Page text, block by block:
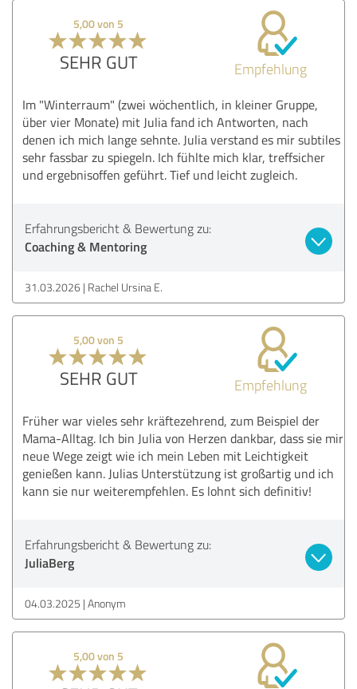
5,00 von 5
SEHR GUT Empfehlung
Im "Winterraum" (zwei wöchentlich, in kleiner Gruppe,
über vier Monate) mit Julia fand ich Antworten, nach
denen ich mich lange sehnte. Julia verstand es mir subtiles
sehr fassbar zu spiegeln. Ich fühlte mich klar, treffsicher
und ergebnisoffen geführt. Tief und leicht zugleich.
Erfahrungsbericht & Bewertung zu:
Coaching & Mentoring
31.03.2026 Rachel Ursina E.
5,00 von 5
SEHR GUT Empfehlung
Früher war vieles sehr kräftezehrend, zum Beispiel der
Mama-Alltag. Ich bin Julia von Herzen dankbar, dass sie mir
neue Wege zeigt wie ich mein Leben mit Leichtigkeit
genießen kann. Julias Unterstützung ist großartig und ich
kann sie nur weiterempfehlen. Es lohnt sich definitiv!
Erfahrungsbericht & Bewertung zu:
JuliaBerg
04.03.2025 Anonym
5,00 von 5